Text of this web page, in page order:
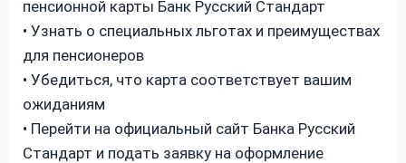
пенсионной карты Банк Русский Стандарт
• Узнать о специальных льготах и преимуществах
для пенсионеров
• Убедиться, что карта соответствует вашим
ожиданиям
• Перейти на официальный сайт Банка Русский
Стандарт и подать заявку на оформление